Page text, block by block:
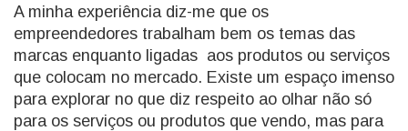
A minha experiência diz-me que os
empreendedores trabalham bem os temas das
marcas enquanto ligadas aos produtos ou serviços
que colocam no mercado. Existe um espaço imenso
para explorar no que diz respeito ao olhar não só
para os serviços ou produtos que vendo, mas para